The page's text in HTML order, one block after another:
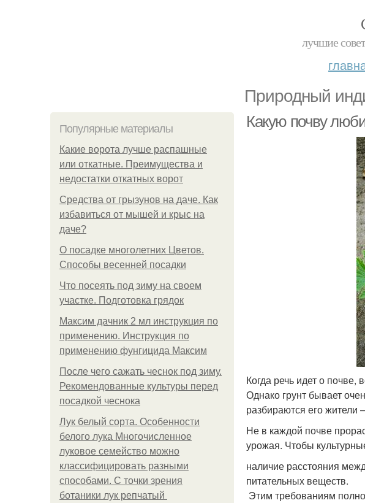
лучшие
Природный
Популярные материалы
Какие ворота лучше распашные
или откатные. Преимущества и
недостатки откатных ворот
Средства от грызунов на даче. Как
избавиться от мышей и крыс на
даче?
О посадке многолетних Цветов.
Способы весенней посадки
Что посеять под зиму на своем
участке. Подготовка грядок
Максим дачник 2 мл инструкция по
применению. Инструкция по
применению фунгицида Максим
После чего сажать чеснок под зиму.
Рекомендованные культуры перед
посадкой чеснока
Лук белый сорта. Особенности
белого лука Многочисленное
луковое семейство можно
классифицировать разными
способами. С точки зрения
ботаники лук репчатый
Какую почву
Когда речь идет о
Однако грунт бывает
разбираются его жители
Не в каждой почве
урожая. Чтобы
наличие расстояния
питательных веществ.
Этим требованиям